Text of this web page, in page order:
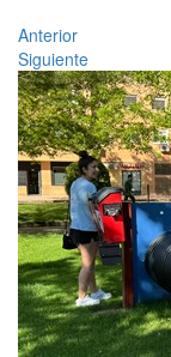
Anterior
Siguiente